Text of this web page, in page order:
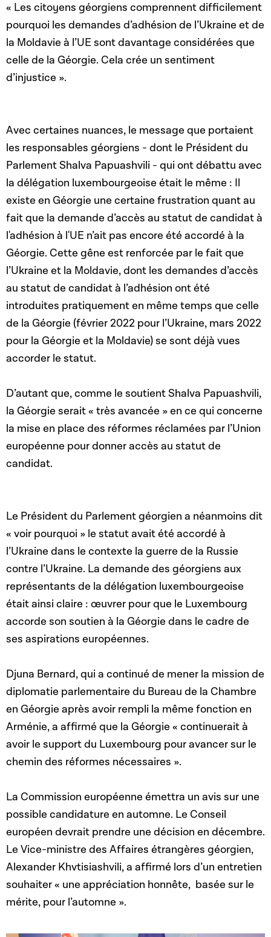
« Les citoyens géorgiens comprennent difficilement
pourquoi les demandes d’adhésion de l’Ukraine et de
la Moldavie à l’UE sont davantage considérées que
celle de la Géorgie. Cela crée un sentiment
d’injustice ».
Avec certaines nuances, le message que portaient
les responsables géorgiens - dont le Président du
Parlement Shalva Papuashvili - qui ont débattu avec
la délégation luxembourgeoise était le même : Il
existe en Géorgie une certaine frustration quant au
fait que la demande d’accès au statut de candidat à
l'adhésion à l'UE n’ait pas encore été accordé à la
Géorgie. Cette gêne est renforcée par le fait que
l’Ukraine et la Moldavie, dont les demandes d’accès
au statut de candidat à l’adhésion ont été
introduites pratiquement en même temps que celle
de la Géorgie (février 2022 pour l’Ukraine, mars 2022
pour la Géorgie et la Moldavie) se sont déjà vues
accorder le statut.
D’autant que, comme le soutient Shalva Papuashvili,
la Géorgie serait « très avancée » en ce qui concerne
la mise en place des réformes réclamées par l’Union
européenne pour donner accès au statut de
candidat.
Le Président du Parlement géorgien a néanmoins dit
« voir pourquoi » le statut avait été accordé à
l’Ukraine dans le contexte la guerre de la Russie
contre l’Ukraine. La demande des géorgiens aux
représentants de la délégation luxembourgeoise
était ainsi claire : œuvrer pour que le Luxembourg
accorde son soutien à la Géorgie dans le cadre de
ses aspirations européennes.
Djuna Bernard, qui a continué de mener la mission de
diplomatie parlementaire du Bureau de la Chambre
en Géorgie après avoir rempli la même fonction en
Arménie, a affirmé que la Géorgie « continuerait à
avoir le support du Luxembourg pour avancer sur le
chemin des réformes nécessaires ».
La Commission européenne émettra un avis sur une
possible candidature en automne. Le Conseil
européen devrait prendre une décision en décembre.
Le Vice-ministre des Affaires étrangères géorgien,
Alexander Khvtisiashvili, a affirmé lors d’un entretien
souhaiter « une appréciation honnête, basée sur le
mérite, pour l’automne ».